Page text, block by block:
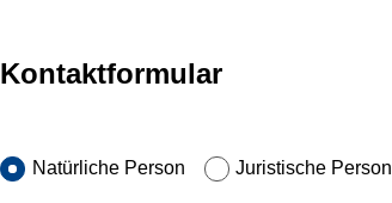
Kontaktformular
Natürliche Person Juristische Person